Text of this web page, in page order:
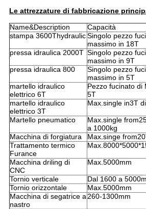
Le attrezzature di fabbricazione
Name&Description
Capacità
stampa 3600ThydraulicSingolo pezzo
massimo in 18T
pressa idraulica 2000T Singolo pezzo
massimo in 9T
pressa idraulica 800
Singolo pezzo
massimo in 5T
martello idraulico
elettrico 6T
Pezzo fucinato di
5T
martello idraulico
elettrico 3T
Max.single in3T
Martello pneumatico
Max.single
a 1000kg
Macchina di forgiatura Max.singe
Trattamento termico
Furance
Macchina driling di
CNC
Max.5000mm
Tornio verticale Dal 1600 a
Tornio orizzontale
Max.5000mm
Macchina di segatrice a
nastro
260-1300mm